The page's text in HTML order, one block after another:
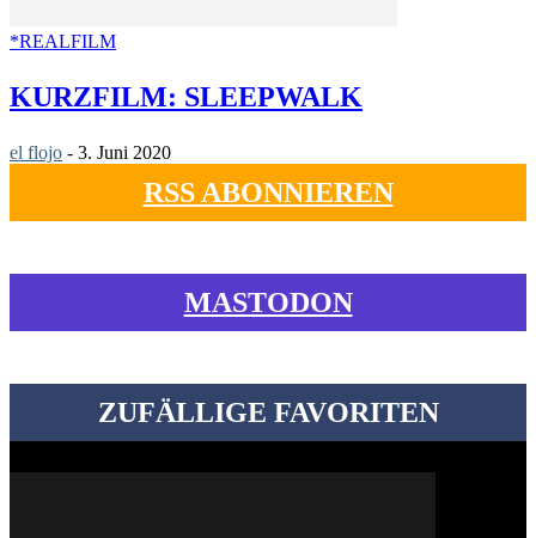
*REALFILM
KURZFILM: SLEEPWALK
el flojo - 3. Juni 2020
RSS ABONNIEREN
MASTODON
ZUFÄLLIGE FAVORITEN